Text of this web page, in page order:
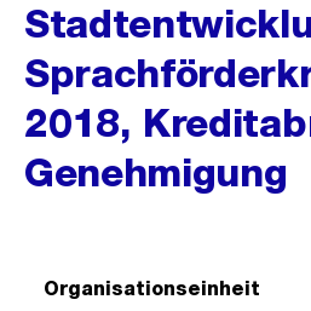
2018,
Genehmigung
Organisationseinheit